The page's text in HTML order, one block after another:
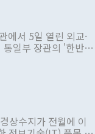
에서 5일 열린 외교·
일부 장관의 '한반도
로 추진하겠다고 공
놨다. 그동안 정 장
있지만 대통령과 유
이례적이다. 정 장
상수지가 전월에 이